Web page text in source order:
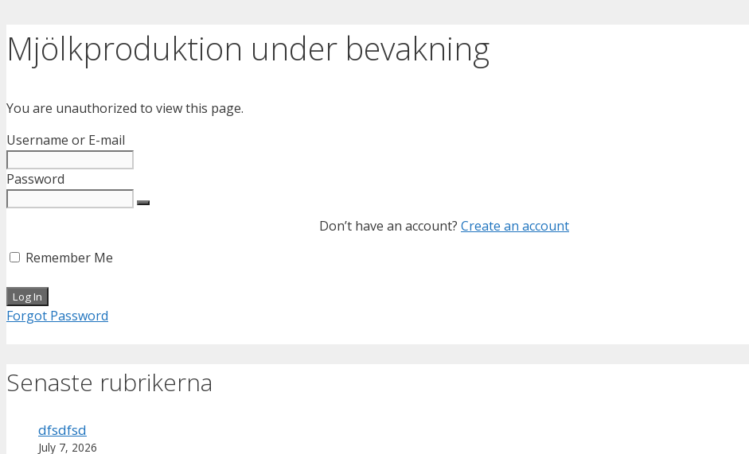
Mjölkproduktion under bevakning
You are unauthorized to view this page.
Username or E-mail
Password
Don’t have an account? Create an account
Remember Me
Forgot Password
Senaste rubrikerna
dfsdfsd
July 7, 2026